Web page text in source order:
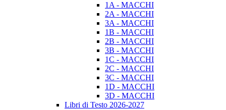
1A - MACCHI
2A - MACCHI
3A - MACCHI
1B - MACCHI
2B - MACCHI
3B - MACCHI
1C - MACCHI
2C - MACCHI
3C - MACCHI
1D - MACCHI
3D - MACCHI
Libri di Testo 2026-2027